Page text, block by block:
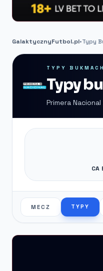
GalaktycznyFutbol.pl•Typy
TYPY
Typy
Primera
CA
MECZ TYPY